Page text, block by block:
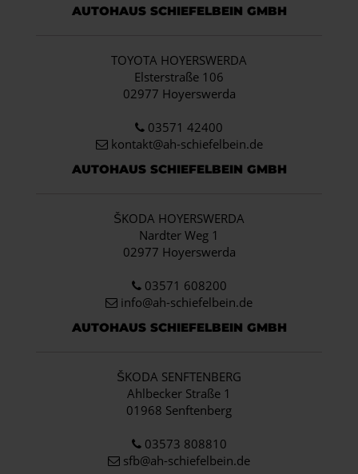
AUTOHAUS SCHIEFELBEIN GMBH
TOYOTA HOYERSWERDA
Elsterstraße 106
02977 Hoyerswerda
03571 42400
kontakt@ah-schiefelbein.de
AUTOHAUS SCHIEFELBEIN GMBH
ŠKODA HOYERSWERDA
Nardter Weg 1
02977 Hoyerswerda
03571 608200
info@ah-schiefelbein.de
AUTOHAUS SCHIEFELBEIN GMBH
ŠKODA SENFTENBERG
Ahlbecker Straße 1
01968 Senftenberg
03573 808810
sfb@ah-schiefelbein.de